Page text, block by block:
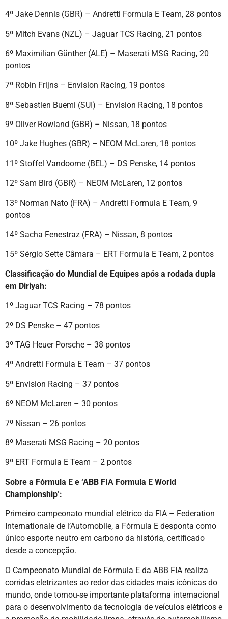
4º Jake Dennis (GBR) – Andretti Formula E Team, 28 pontos
5º Mitch Evans (NZL) – Jaguar TCS Racing, 21 pontos
6º Maximilian Günther (ALE) – Maserati MSG Racing, 20
pontos
7º Robin Frijns – Envision Racing, 19 pontos
8º Sebastien Buemi (SUI) – Envision Racing, 18 pontos
9º Oliver Rowland (GBR) – Nissan, 18 pontos
10º Jake Hughes (GBR) – NEOM McLaren, 18 pontos
11º Stoffel Vandoorne (BEL) – DS Penske, 14 pontos
12º Sam Bird (GBR) – NEOM McLaren, 12 pontos
13º Norman Nato (FRA) – Andretti Formula E Team, 9
pontos
14º Sacha Fenestraz (FRA) – Nissan, 8 pontos
15º Sérgio Sette Câmara – ERT Formula E Team, 2 pontos
Classificação do Mundial de Equipes após a rodada dupla
em Diriyah:
1º Jaguar TCS Racing – 78 pontos
2º DS Penske – 47 pontos
3º TAG Heuer Porsche – 38 pontos
4º Andretti Formula E Team – 37 pontos
5º Envision Racing – 37 pontos
6º NEOM McLaren – 30 pontos
7º Nissan – 26 pontos
8º Maserati MSG Racing – 20 pontos
9º ERT Formula E Team – 2 pontos
Sobre a Fórmula E e ‘ABB FIA Formula E World
Championship’:
Primeiro campeonato mundial elétrico da FIA – Federation
Internationale de l’Automobile, a Fórmula E desponta como
único esporte neutro em carbono da história, certificado
desde a concepção.
O Campeonato Mundial de Fórmula E da ABB FIA realiza
corridas eletrizantes ao redor das cidades mais icônicas do
mundo, onde tornou-se importante plataforma internacional
para o desenvolvimento da tecnologia de veículos elétricos e